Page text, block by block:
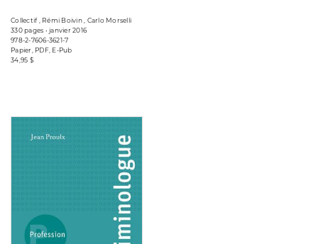
Collectif , Rémi Boivin , Carlo Morselli
330 pages • janvier 2016
978-2-7606-3621-7
Papier, PDF, E-Pub
34,95 $